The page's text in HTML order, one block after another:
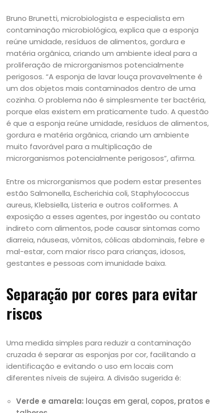
Bruno Brunetti, microbiologista e especialista em
contaminação microbiológica, explica que a esponja
reúne umidade, resíduos de alimentos, gordura e
matéria orgânica, criando um ambiente ideal para a
proliferação de microrganismos potencialmente
perigosos. “A esponja de lavar louça provavelmente é
um dos objetos mais contaminados dentro de uma
cozinha. O problema não é simplesmente ter bactéria,
porque elas existem em praticamente tudo. A questão
é que a esponja reúne umidade, resíduos de alimentos,
gordura e matéria orgânica, criando um ambiente
muito favorável para a multiplicação de
microrganismos potencialmente perigosos”, afirma.
Entre os microrganismos que podem estar presentes
estão Salmonella, Escherichia coli, Staphylococcus
aureus, Klebsiella, Listeria e outros coliformes. A
exposição a esses agentes, por ingestão ou contato
indireto com alimentos, pode causar sintomas como
diarreia, náuseas, vômitos, cólicas abdominais, febre e
mal-estar, com maior risco para crianças, idosos,
gestantes e pessoas com imunidade baixa.
Separação por cores para evitar
riscos
Uma medida simples para reduzir a contaminação
cruzada é separar as esponjas por cor, facilitando a
identificação e evitando o uso em locais com
diferentes níveis de sujeira. A divisão sugerida é:
Verde e amarela: louças em geral, copos, pratos e